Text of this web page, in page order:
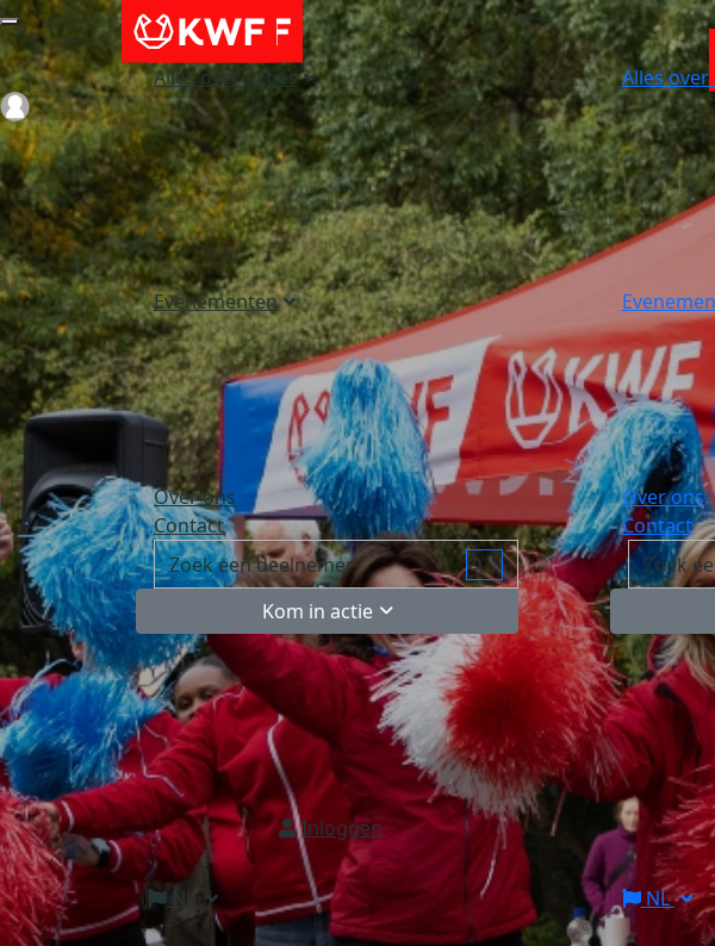
Alles over acties
Evenementen
Over ons
Contact
Kom in actie
Inloggen
NL
Alles over
Over ons
Contact
NL
Login